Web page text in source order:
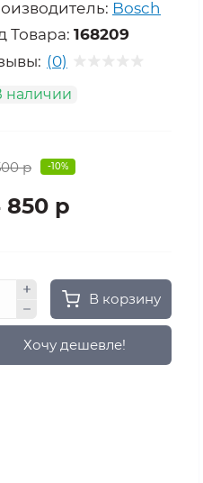
Bosch
Товара: 168209
(0)
наличии
р -10%
850 р
В корзину
Хочу дешевле!